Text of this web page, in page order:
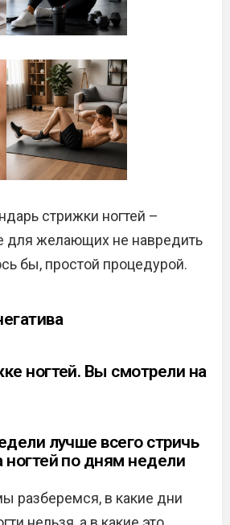
стрижки ногтей –
для желающих не навредить
бы, простой процедурой.
ногтей. Вы смотрели на
лучше всего стричь
ногтей по дням недели
разберемся, в какие дни